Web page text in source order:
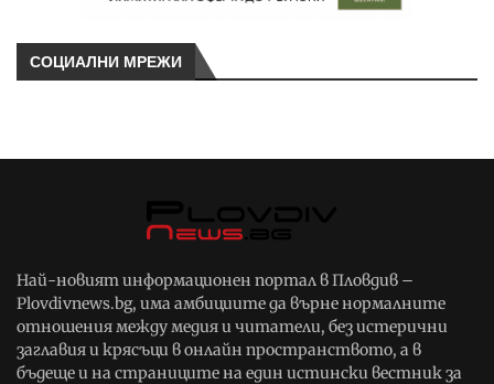
СОЦИАЛНИ МРЕЖИ
Най-новият информационен портал в Пловдив –
Plovdivnews.bg, има амбициите да върне нормалните
отношения между медия и читатели, без истерични
заглавия и крясъци в онлайн пространството, а в
бъдеще и на страниците на един истински вестник за